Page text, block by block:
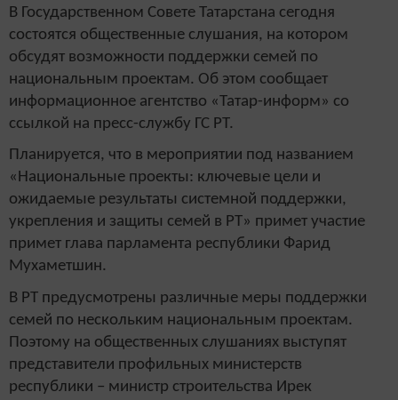
В Государственном Совете Татарстана сегодня
состоятся общественные слушания, на котором
обсудят возможности поддержки семей по
национальным проектам. Об этом сообщает
информационное агентство «Татар-информ» со
ссылкой на пресс-службу ГС РТ.
Планируется, что в мероприятии под названием
«Национальные проекты: ключевые цели и
ожидаемые результаты системной поддержки,
укрепления и защиты семей в РТ» примет участие
примет глава парламента республики Фарид
Мухаметшин.
В РТ предусмотрены различные меры поддержки
семей по нескольким национальным проектам.
Поэтому на общественных слушаниях выступят
представители профильных министерств
республики – министр строительства Ирек